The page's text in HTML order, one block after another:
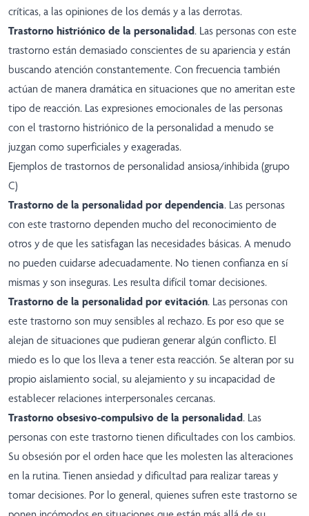
críticas, a las opiniones de los demás y a las derrotas.
Trastorno histriónico de la personalidad. Las personas con este
trastorno están demasiado conscientes de su apariencia y están
buscando atención constantemente. Con frecuencia también
actúan de manera dramática en situaciones que no ameritan este
tipo de reacción. Las expresiones emocionales de las personas
con el trastorno histriónico de la personalidad a menudo se
juzgan como superficiales y exageradas.
Ejemplos de trastornos de personalidad ansiosa/inhibida (grupo
C)
Trastorno de la personalidad por dependencia. Las personas
con este trastorno dependen mucho del reconocimiento de
otros y de que les satisfagan las necesidades básicas. A menudo
no pueden cuidarse adecuadamente. No tienen confianza en sí
mismas y son inseguras. Les resulta difícil tomar decisiones.
Trastorno de la personalidad por evitación. Las personas con
este trastorno son muy sensibles al rechazo. Es por eso que se
alejan de situaciones que pudieran generar algún conflicto. El
miedo es lo que los lleva a tener esta reacción. Se alteran por su
propio aislamiento social, su alejamiento y su incapacidad de
establecer relaciones interpersonales cercanas.
Trastorno obsesivo-compulsivo de la personalidad. Las
personas con este trastorno tienen dificultades con los cambios.
Su obsesión por el orden hace que les molesten las alteraciones
en la rutina. Tienen ansiedad y dificultad para realizar tareas y
tomar decisiones. Por lo general, quienes sufren este trastorno se